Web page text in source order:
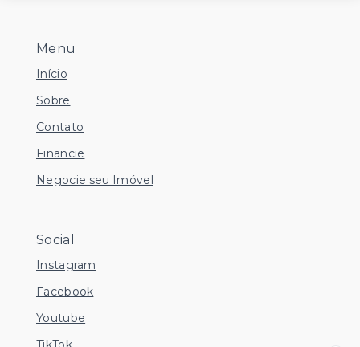
Menu
Início
Sobre
Contato
Financie
Negocie seu Imóvel
Social
Instagram
Facebook
Youtube